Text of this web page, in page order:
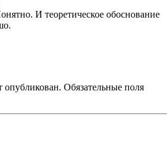
И теоретическое обоснование
опубликован. Обязательные поля